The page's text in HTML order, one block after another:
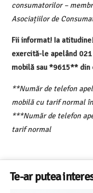
consumatorilor –
Asociațiilor de
Fii informat! Ia
exercită-le apelând
mobilă sau *9615**
**Număr de telefon
mobilă cu tarif normal
***Număr de telefon
tarif normal
Te-ar putea